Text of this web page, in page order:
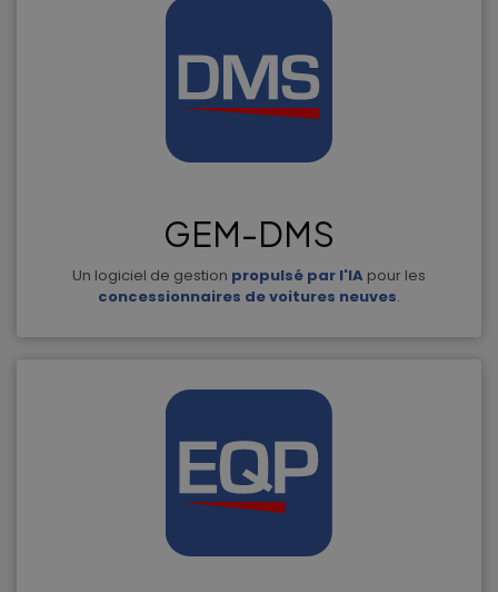
GEM-DMS
Un logiciel de gestion propulsé par l'IA pour les
concessionnaires de voitures neuves.